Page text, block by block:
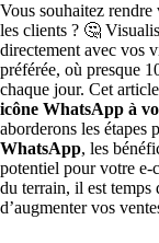
Vous souhaitez
les clients ? 🤔
directement avec vos
préférée, où presque
chaque jour. Cet
icône WhatsApp à
aborderons les étapes
WhatsApp, les
potentiel pour votre e-
du terrain, il est temps
d’augmenter vos